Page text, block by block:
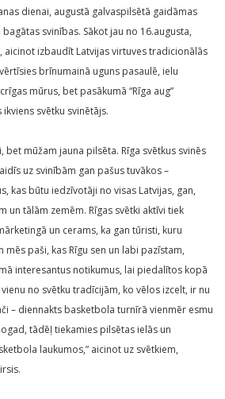
dienai, augustā galvaspilsētā gaidāmas
svinības. Sākot jau no 16.augusta,
aicinot izbaudīt Latvijas virtuves tradicionālās
brīnumainā uguns pasaulē, ielu
mūrus, bet pasākumā “Rīga aug”
svētku svinētājs.
bet mūžam jauna pilsēta. Rīga svētkus svinēs
uz svinībām gan pašus tuvākos –
kas būtu iedzīvotāji no visas Latvijas, gan,
un tālām zemēm. Rīgas svētki aktīvi tiek
un cerams, ka gan tūristi, kuru
paši, kas Rīgu sen un labi pazīstam,
interesantus notikumus, lai piedalītos kopā
no svētku tradīcijām, ko vēlos izcelt, ir nu
– diennakts basketbola turnīrā vienmēr esmu
tādēļ tiekamies pilsētas ielās un
laukumos,” aicinot uz svētkiem,